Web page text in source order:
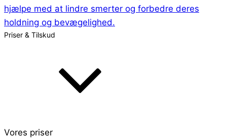
hjælpe med at lindre smerter og forbedre deres
holdning og bevægelighed.
Priser & Tilskud
Vores priser